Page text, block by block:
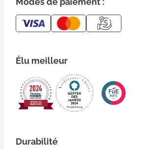
Élu meilleur
Durabilité